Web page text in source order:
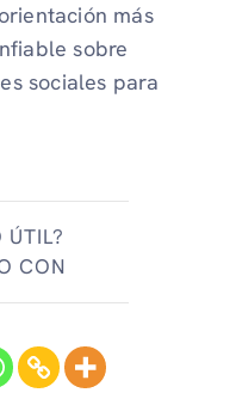
más
sobre
sociales para
ÚTIL?
CON